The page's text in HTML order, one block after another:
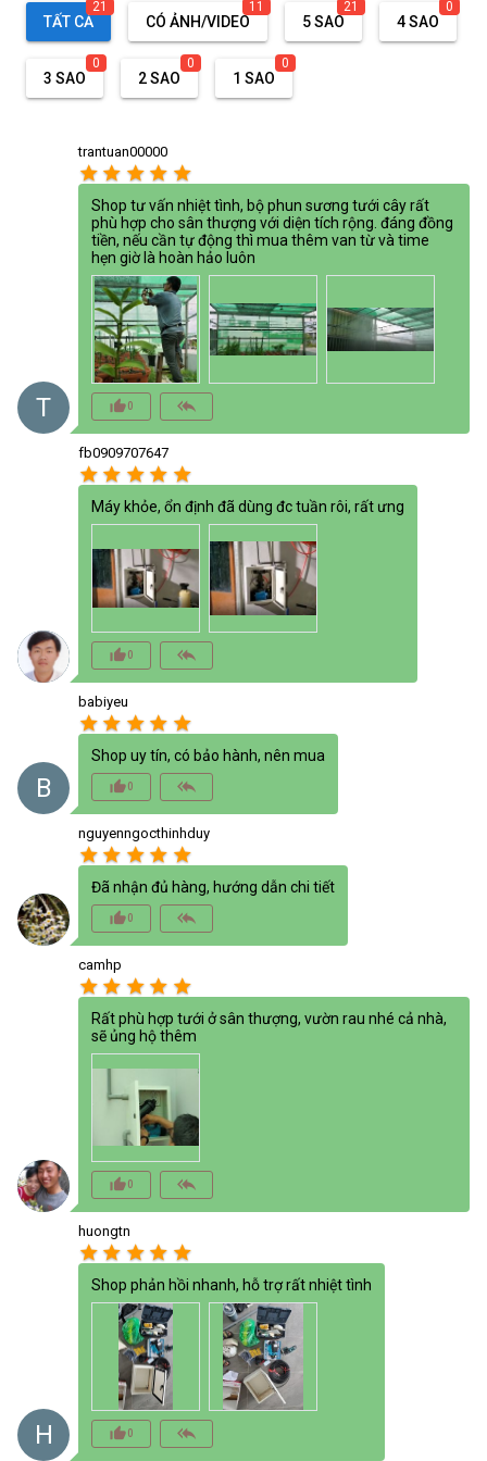
TẤT CẢ
21
CÓ ẢNH/VIDEO
11
5 SAO
21
4 SAO
0
3 SAO
0
2 SAO
0
1 SAO
0
T
trantuan00000
star star star star star
Shop tư vấn nhiệt tình, bộ phun sương tưới cây rất
phù hợp cho sân thượng với diện tích rộng. đáng đồng
tiền, nếu cần tự động thì mua thêm van từ và time
hẹn giờ là hoàn hảo luôn
thumb_up_alt0 reply_all
fb0909707647
star star star star star
Máy khỏe, ổn định đã dùng đc tuần rôi, rất ưng
thumb_up_alt0 reply_all
B
babiyeu
star star star star star
Shop uy tín, có bảo hành, nên mua
thumb_up_alt0 reply_all
nguyenngocthinhduy
star star star star star
Đã nhận đủ hàng, hướng dẫn chi tiết
thumb_up_alt0 reply_all
camhp
star star star star star
Rất phù hợp tưới ở sân thượng, vườn rau nhé cả nhà,
sẽ ủng hộ thêm
thumb_up_alt0 reply_all
H
huongtn
star star star star star
Shop phản hồi nhanh, hỗ trợ rất nhiệt tình
thumb_up_alt0 reply_all